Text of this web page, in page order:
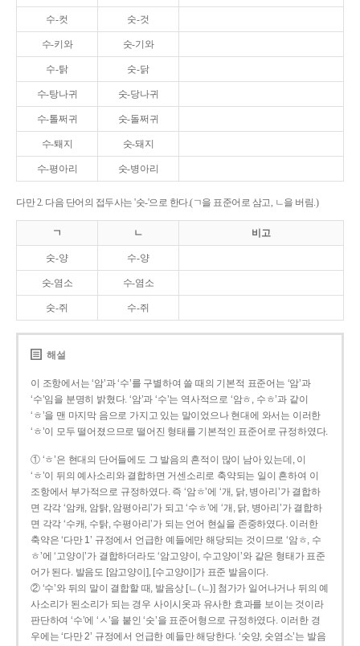
수-컷 숫-것
수-키와 숫-기와
수-탉 숫-닭
수-탕나귀 숫-당나귀
수-톨쩌귀 숫-돌쩌귀
수-퇘지 숫-돼지
수-평아리 숫-병아리
다만 2. 다음 단어의 접두사는 '숫-'으로 한다.(ㄱ을 표준어로 삼고, ㄴ을 버림.)
ㄱ ㄴ 비고
숫-양 수-양
숫-염소 수-염소
숫-쥐 수-쥐
해설
이 조항에서는 ‘암’과 ‘수’를 구별하여 쓸 때의 기본적 표준어는 ‘암’과
‘수’임을 분명히 밝혔다. ‘암’과 ‘수’는 역사적으로 ‘암ㅎ, 수ㅎ’과 같이
‘ㅎ’을 맨 마지막 음으로 가지고 있는 말이었으나 현대에 와서는 이러한
‘ㅎ’이 모두 떨어졌으므로 떨어진 형태를 기본적인 표준어로 규정하였다.
① ‘ㅎ’은 현대의 단어들에도 그 발음의 흔적이 많이 남아 있는데, 이
‘ㅎ’이 뒤의 예사소리와 결합하면 거센소리로 축약되는 일이 흔하여 이
조항에서 부가적으로 규정하였다. 즉 ‘암ㅎ’에 ‘개, 닭, 병아리’가 결합하
면 각각 ‘암캐, 암탉, 암평아리’가 되고 ‘수ㅎ’에 ‘개, 닭, 병아리’가 결합하
면 각각 ‘수캐, 수탉, 수평아리’가 되는 언어 현실을 존중하였다. 이러한
축약은 ‘다만 1’ 규정에서 언급한 예들에만 해당되는 것이므로 ‘암ㅎ, 수
ㅎ’에 ‘고양이’가 결합하더라도 ‘암고양이, 수고양이’와 같은 형태가 표준
어가 된다. 발음도 [암고양이], [수고양이]가 표준 발음이다.
② ‘수’와 뒤의 말이 결합할 때, 발음상 [ㄴ(ㄴ)] 첨가가 일어나거나 뒤의 예
사소리가 된소리가 되는 경우 사이시옷과 유사한 효과를 보이는 것이라
판단하여 ‘수’에 ‘ㅅ’을 붙인 ‘숫’을 표준어형으로 규정하였다. 이러한 경
우에는 ‘다만 2’ 규정에서 언급한 예들만 해당한다. ‘숫양, 숫염소’는 발음